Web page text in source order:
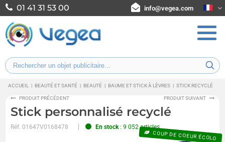
01 41 31 53 00 info@vegea.com
ACCUEIL | BEAUTÉ ET SANTÉ | BEAUTÉ | BAUME ET STICK À LÈVRES | STICK RECYCLÉ
PRODUIT PRÉCÉDENT PRODUIT SUIVANT
Stick personnalisé recyclé
Réf.01647V0168478 En stock: 9 052 articles
COUP DE COEUR ÉCOLO